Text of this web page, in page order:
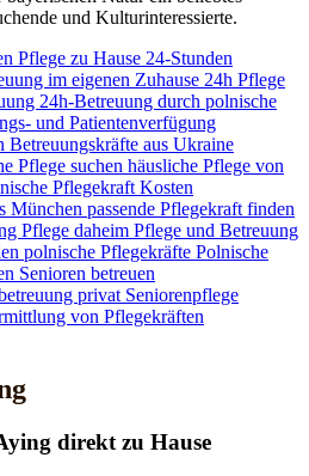
und Kulturinteressierte.
Pflege zu Hause 24-Stunden
im eigenen Zuhause 24h Pflege
24h-Betreuung durch polnische
und Patientenverfügung
Betreuungskräfte aus Ukraine
Pflege suchen häusliche Pflege von
Pflegekraft Kosten
München passende Pflegekraft finden
Pflege daheim Pflege und Betreuung
polnische Pflegekräfte Polnische
Senioren betreuen
privat Seniorenpflege
von Pflegekräften
direkt zu Hause